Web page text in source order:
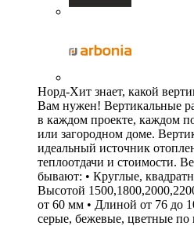
Норд-Хит знает, какой
Вам нужен! Вертикальные
в каждом проекте, каждом
или загородном доме.
идеальный источник
теплоотдачи и стоимости.
бывают: • Круглые,
Высотой
от 60 мм • Длиной от 76 до
серые, бежевые, цветные по